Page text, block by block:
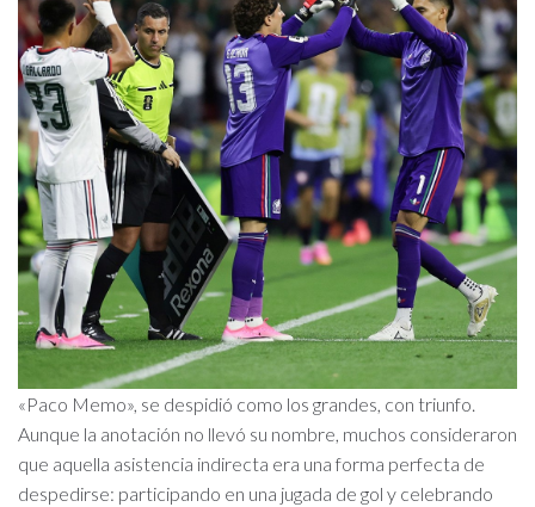
«Paco Memo», se despidió como los grandes, con triunfo.
Aunque la anotación no llevó su nombre, muchos consideraron
que aquella asistencia indirecta era una forma perfecta de
despedirse: participando en una jugada de gol y celebrando